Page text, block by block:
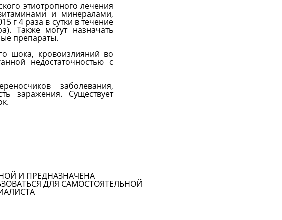
этиотропного лечения
и минералами,
г 4 раза в сутки в течение
Также могут назначать
препараты.
шока, кровоизлияний во
недостаточностью с
заболевания,
заражения. Существует
И ПРЕДНАЗНАЧЕНА
ДЛЯ САМОСТОЯТЕЛЬНОЙ